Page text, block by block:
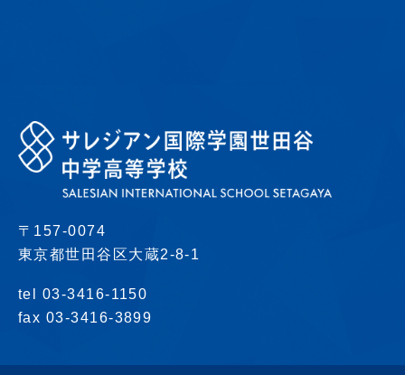
〒157-0074
東京都世田谷区大蔵2-8-1
tel 03-3416-1150
fax 03-3416-3899